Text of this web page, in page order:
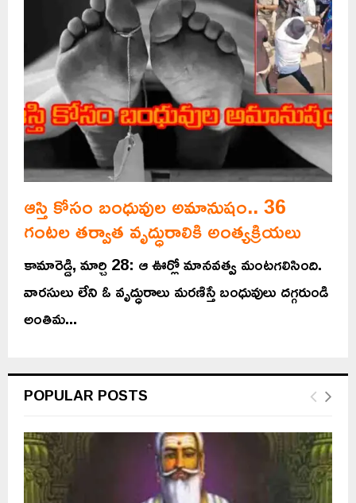
ఆస్తి కోసం బంధువుల అమానుషం.. 36
గంటల తర్వాత వృద్ధురాలికి అంత్యక్రియలు
కామారెడ్డి, మార్చి 28: ఆ ఊర్లో మానవత్వ మంటగలిసింది.
వారసులు లేని ఓ వృద్ధురాలు మరణిస్తే బంధువులు దగ్గరుండి
అంతిమ...
POPULAR POSTS